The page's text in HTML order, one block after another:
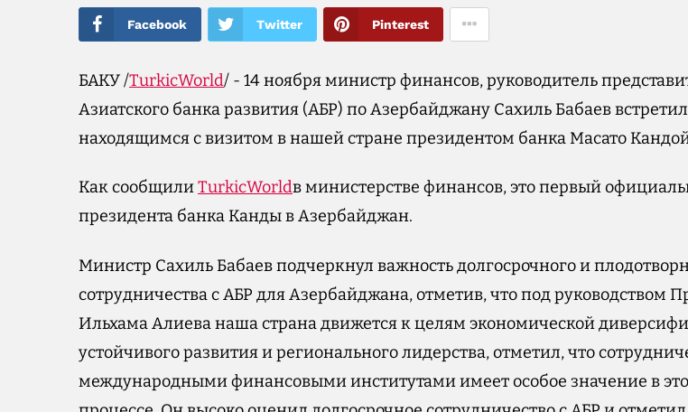
Facebook Twitter Pinterest
БАКУ /TurkicWorld/ - 14 ноября министр финансов, руководитель
Азиатского банка развития (АБР) по Азербайджану Сахиль Бабаев
находящимся с визитом в нашей стране президентом банка Масато
Как сообщилиTurkicWorldв министерстве финансов, это первый
президента банка Канды в Азербайджан.
Министр Сахиль Бабаев подчеркнул важность долгосрочного и
сотрудничества с АБР для Азербайджана, отметив, что под руководством
Ильхама Алиева наша страна движется к целям экономической
устойчивого развития и регионального лидерства, отметил, что
международными финансовыми институтами имеет особое значение в